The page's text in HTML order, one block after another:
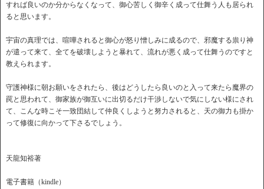
すれば良いのか分からなくなって、御心苦しく御辛く成って仕舞う人も居られ
ると思います。
宇宙の真理では、喧嘩されると御心が怒り憎しみに成るので、邪魔する祟り神
が遣って来て、全てを破壊しようと暴れて、流れが悪く成って仕舞うのですと
教えられます。
守護神様に朝お願いをされたら、後はどうしたら良いのと入って来たら魔界の
罠と思われて、御家族が御互いに出切るだけ干渉しないで気にしない様にされ
て、こんな時こそ一致団結して仲良くしようと努力されると、天の御力も掛か
って修復に向かって下さるでしょう。
天龍知裕著
電子書籍（kindle）